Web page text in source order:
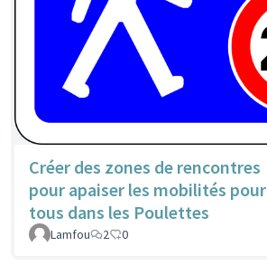
Créer des zones de rencontres
pour apaiser les mobilités pour
tous dans les Poulettes
Lamfou 2 0